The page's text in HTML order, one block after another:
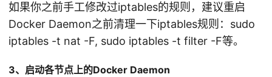
如果你之前手工修改过iptables的规则，建议重启
Docker Daemon之前清理一下iptables规则：sudo
iptables -t nat -F, sudo iptables -t filter -F等。
3、启动各节点上的Docker Daemon